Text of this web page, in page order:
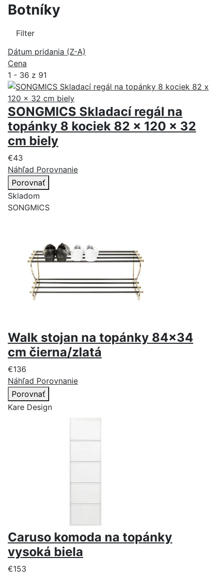
Botníky
Filter
Dátum pridania (Z-A)
Cena
1 - 36 z 91
SONGMICS Skladací regál na
topánky 8 kociek 82 x 120 x 32
cm biely
€43
Náhľad Porovnanie
Porovnať
Skladom
SONGMICS
Walk stojan na topánky 84x34
cm čierna/zlatá
€136
Náhľad Porovnanie
Porovnať
Kare Design
Caruso komoda na topánky
vysoká biela
€153